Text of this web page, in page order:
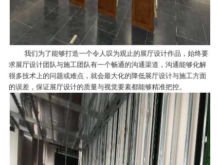
我们为了能够打造一个令人叹为观止的展厅设计作品，始终要
求展厅设计团队与施工团队有一个畅通的沟通渠道，沟通能够化解
很多技术上的问题或难点，就会最大化的降低展厅设计与施工方面
的误差，保证展厅设计的质量与视觉要素都能够精准把控。